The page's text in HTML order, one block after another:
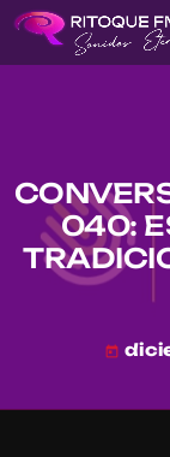
040:
today